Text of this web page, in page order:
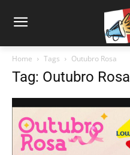
Home Tags Outubro Rosa
Tag: Outubro Rosa